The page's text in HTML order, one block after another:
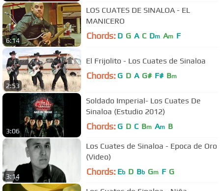
6:14
LOS CUATES DE SINALOA - EL
MANICERO
Chords: D G A C Dm Am F
2:53
El Frijolito - Los Cuates de Sinaloa
Chords: G D A G# F# Bm
3:06
Soldado Imperial- Los Cuates De
Sinaloa (Estudio 2012)
Chords: G D C Bm Am B
3:14
Los Cuates de Sinaloa - Epoca de Oro
(Video)
Chords: Eb D Bb Gm F G